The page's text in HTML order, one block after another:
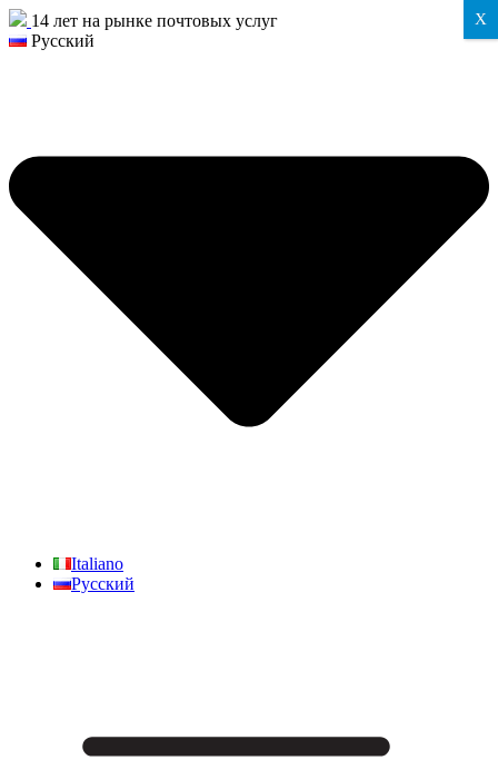
14 лет на рынке почтовых услуг
Русский
Italiano
Русский
X